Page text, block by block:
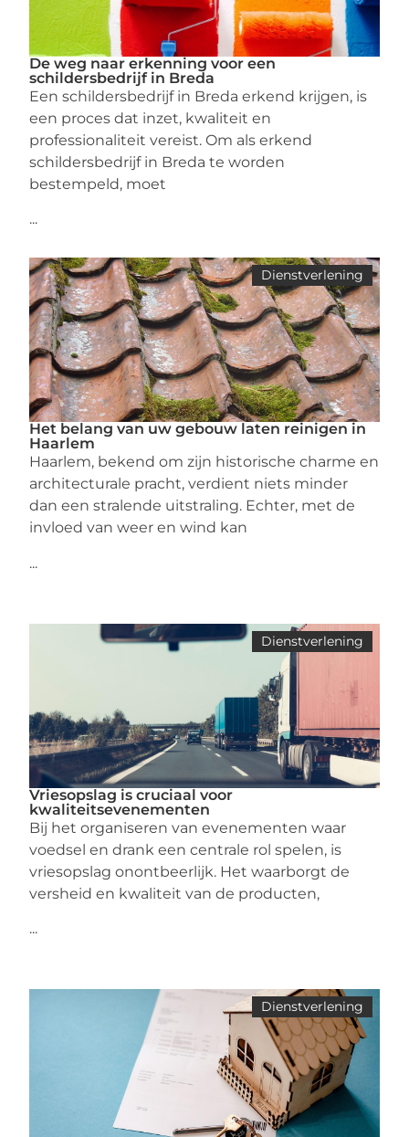
De weg naar erkenning voor een
schildersbedrijf in Breda
Een schildersbedrijf in Breda erkend krijgen, is
een proces dat inzet, kwaliteit en
professionaliteit vereist. Om als erkend
schildersbedrijf in Breda te worden
bestempeld, moet
...
Dienstverlening
Het belang van uw gebouw laten reinigen in
Haarlem
Haarlem, bekend om zijn historische charme en
architecturale pracht, verdient niets minder
dan een stralende uitstraling. Echter, met de
invloed van weer en wind kan
...
Dienstverlening
Vriesopslag is cruciaal voor
kwaliteitsevenementen
Bij het organiseren van evenementen waar
voedsel en drank een centrale rol spelen, is
vriesopslag onontbeerlijk. Het waarborgt de
versheid en kwaliteit van de producten,
...
Dienstverlening